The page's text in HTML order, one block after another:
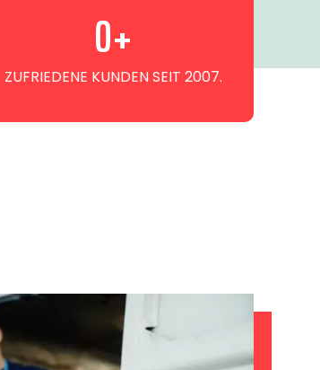
ZUFRIEDENE KUNDEN SEIT 2007.
0+